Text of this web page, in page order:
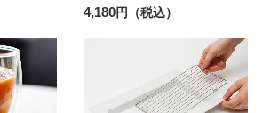
4,180円（税込）